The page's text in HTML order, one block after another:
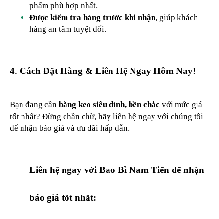
phẩm phù hợp nhất.
Được kiểm tra hàng trước khi nhận, giúp khách
hàng an tâm tuyệt đối.
4. Cách Đặt Hàng & Liên Hệ Ngay Hôm Nay!
Bạn đang cần băng keo siêu dính, bền chắc với mức giá
tốt nhất? Đừng chần chừ, hãy liên hệ ngay với chúng tôi
để nhận báo giá và ưu đãi hấp dẫn.
Liên hệ ngay với Bao Bì Nam Tiến để nhận
báo giá tốt nhất: